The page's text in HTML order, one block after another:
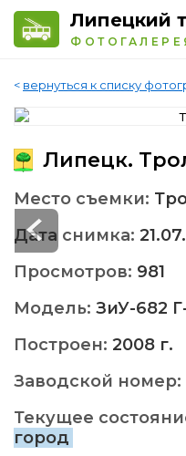
Липецкий
< вернуться к списку
Липецк.
Место съемки:
Дата снимка:
Просмотров: 981
Модель: ЗиУ-682
Построен: 2008 г.
Заводской номер:
Текущее
город